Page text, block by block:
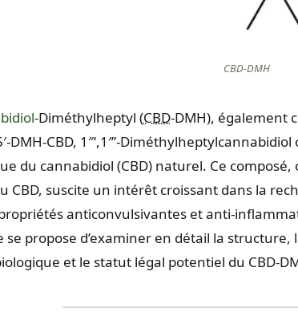
CBD-DMH
-Diméthylheptyl (CBD-DMH), également
DMH-CBD, 1″‘,1′”-
du cannabidiol (CBD) naturel. Ce
CBD, suscite un intérêt croissant dans la
anticonvulsivantes et
se propose d’examiner en détail la structure,
et le statut légal potentiel du CBD-